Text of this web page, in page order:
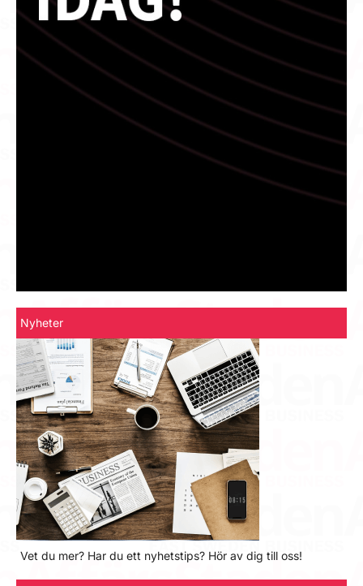
Nyheter
Vet du mer? Har du ett nyhetstips? Hör av dig till oss!